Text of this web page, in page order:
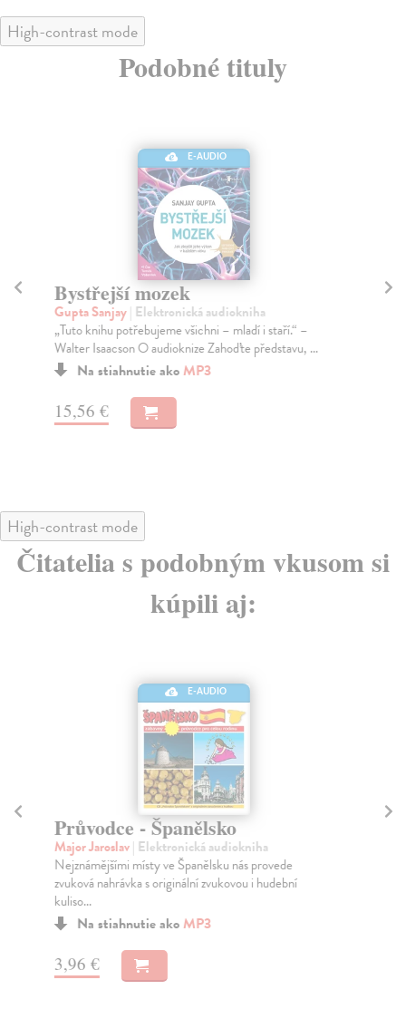
High-contrast mode
Podobné tituly
E-AUDIO
Bystřejší mozek
Gupta Sanjay| Elektronická audiokniha
„Tuto knihu potřebujeme všichni – mladí i staří.“ –
Walter Isaacson O audioknize Zahoďte představu, ...
Na stiahnutie akoMP3
15,56 €
High-contrast mode
Čitatelia s podobným vkusom si
kúpili aj:
E-AUDIO
Průvodce - Španělsko
Major Jaroslav| Elektronická audiokniha
Nejznámějšími místy ve Španělsku nás provede
zvuková nahrávka s originální zvukovou i hudební
kuliso...
Na stiahnutie akoMP3
3,96 €